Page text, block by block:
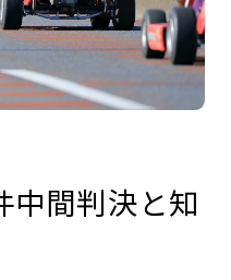
中間判決と知